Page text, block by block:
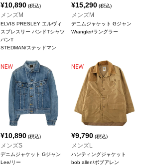
¥10,890(税込)
メンズM
ELVIS PRESLEY エルヴィ
スプレスリー バンドTシャツ
バンT
STEDMAN/ステッドマン
¥15,290 (税込)
メンズM
デニムジャケット Gジャン
Wrangler/ラングラー
¥10,890(税込)
メンズS
デニムジャケット Gジャン
Lee/リー
¥9,790 (税込)
メンズL
ハンティングジャケット
bob allen/ボブアレン